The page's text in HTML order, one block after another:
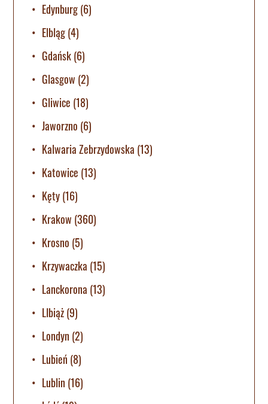
Edynburg(6)
Elbląg(4)
Gdańsk(6)
Glasgow (2)
Gliwice (18)
Jaworzno (6)
Kalwaria Zebrzydowska (13)
Katowice (13)
Kęty(16)
Krakow (360)
Krosno (5)
Krzywaczka (15)
Lanckorona (13)
LIbiąż(9)
Londyn (2)
Lubień (8)
Lublin (16)